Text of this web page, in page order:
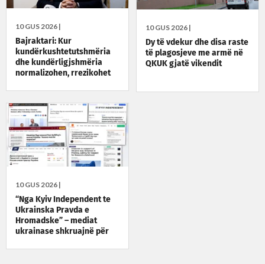
10 GUS 2026 |
Bajraktari: Kur
kundërkushtetutshmëria
dhe kundërligjshmëria
normalizohen, rrezikohet
10 GUS 2026 |
Dy të vdekur dhe disa raste
të plagosjeve me armë në
QKUK gjatë vikendit
10 GUS 2026 |
“Nga Kyiv Independent te
Ukrainska Pravda e
Hromadske” – mediat
ukrainase shkruajnë për